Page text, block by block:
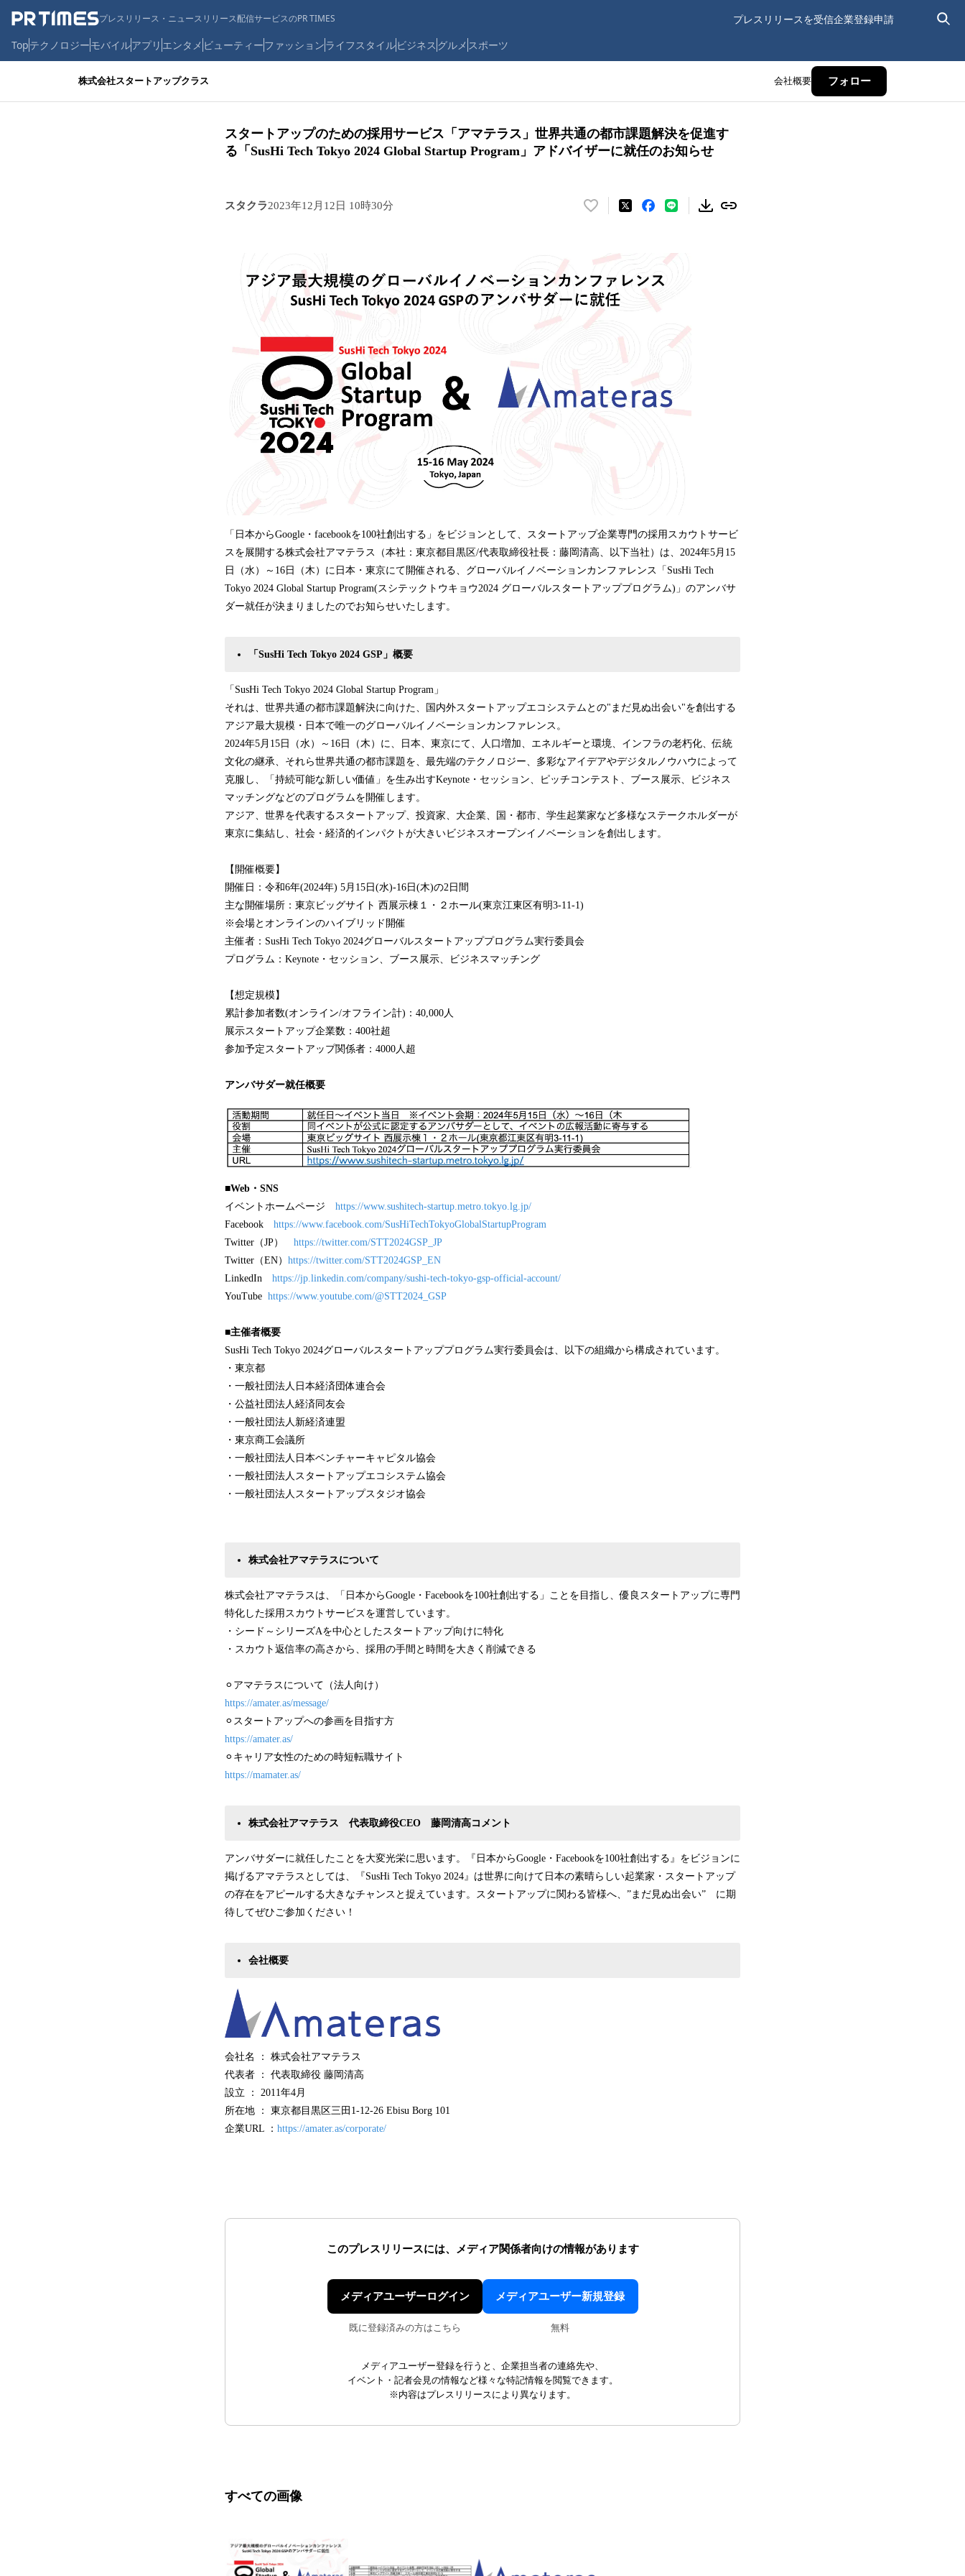
プレスリリース・ニュースリリース配信サービスのPR TIMES プレスリリースを受信企業登録申請
Topテクノロジーモバイルアプリ エンタメ ビューティーファッションライフスタイルビジネス グルメ スポーツ
株式会社スタートアップクラス 会社概要 フォロー
スタートアップのための採用サービス「アマテラス」世界共通の都市課題解決を促進す
る「SusHi Tech Tokyo 2024 Global Startup Program」アドバイザーに就任のお知らせ
スタクラ2023年12月12日 10時30分
い
！
数
を
読
み
す
「日本からGoogle・facebookを100社創出する」をビジョンとして、スタートアップ企業専門の採用スカウトサービ
スを展開する株式会社アマテラス（本社：東京都目黒区/代表取締役社長：藤岡清高、以下当社）は、2024年5月15
日（水）～16日（木）に日本・東京にて開催される、グローバルイノベーションカンファレンス「SusHi Tech
Tokyo 2024 Global Startup Program(スシテックトウキョウ2024 グローバルスタートアッププログラム)」のアンバサ
ダー就任が決まりましたのでお知らせいたします。
「SusHi Tech Tokyo 2024 GSP」概要
「SusHi Tech Tokyo 2024 Global Startup Program」
それは、世界共通の都市課題解決に向けた、国内外スタートアップエコシステムとの"まだ見ぬ出会い"を創出する
アジア最大規模・日本で唯一のグローバルイノベーションカンファレンス。
2024年5月15日（水）～16日（木）に、日本、東京にて、人口増加、エネルギーと環境、インフラの老朽化、伝統
文化の継承、それら世界共通の都市課題を、最先端のテクノロジー、多彩なアイデアやデジタルノウハウによって
克服し、「持続可能な新しい価値」を生み出すKeynote・セッション、ピッチコンテスト、ブース展示、ビジネス
マッチングなどのプログラムを開催します。
アジア、世界を代表するスタートアップ、投資家、大企業、国・都市、学生起業家など多様なステークホルダーが
東京に集結し、社会・経済的インパクトが大きいビジネスオープンイノベーションを創出します。
【開催概要】
開催日：令和6年(2024年) 5月15日(水)-16日(木)の2日間
主な開催場所：東京ビッグサイト 西展示棟１・２ホール(東京江東区有明3-11-1)
※会場とオンラインのハイブリッド開催
主催者：SusHi Tech Tokyo 2024グローバルスタートアッププログラム実行委員会
プログラム：Keynote・セッション、ブース展示、ビジネスマッチング
【想定規模】
累計参加者数(オンライン/オフライン計)：40,000人
展示スタートアップ企業数：400社超
参加予定スタートアップ関係者：4000人超
アンバサダー就任概要
■Web・SNS
イベントホームページ https://www.sushitech-startup.metro.tokyo.lg.jp/
Facebook https://www.facebook.com/SusHiTechTokyoGlobalStartupProgram
Twitter（JP） https://twitter.com/STT2024GSP_JP
Twitter（EN） https://twitter.com/STT2024GSP_EN
LinkedIn https://jp.linkedin.com/company/sushi-tech-tokyo-gsp-official-account/
YouTube https://www.youtube.com/@STT2024_GSP
■主催者概要
SusHi Tech Tokyo 2024グローバルスタートアッププログラム実行委員会は、以下の組織から構成されています。
・東京都
・一般社団法人日本経済団体連合会
・公益社団法人経済同友会
・一般社団法人新経済連盟
・東京商工会議所
・一般社団法人日本ベンチャーキャピタル協会
・一般社団法人スタートアップエコシステム協会
・一般社団法人スタートアップスタジオ協会
株式会社アマテラスについて
株式会社アマテラスは、「日本からGoogle・Facebookを100社創出する」ことを目指し、優良スタートアップに専門
特化した採用スカウトサービスを運営しています。
・シード～シリーズAを中心としたスタートアップ向けに特化
・スカウト返信率の高さから、採用の手間と時間を大きく削減できる
⚪︎アマテラスについて（法人向け）
https://amater.as/message/
⚪︎スタートアップへの参画を目指す方
https://amater.as/
⚪︎キャリア女性のための時短転職サイト
https://mamater.as/
株式会社アマテラス 代表取締役CEO 藤岡清高コメント
アンバサダーに就任したことを大変光栄に思います。『日本からGoogle・Facebookを100社創出する』をビジョンに
掲げるアマテラスとしては、『SusHi Tech Tokyo 2024』は世界に向けて日本の素晴らしい起業家・スタートアップ
の存在をアピールする大きなチャンスと捉えています。スタートアップに関わる皆様へ、”まだ見ぬ出会い” に期
待してぜひご参加ください！
会社概要
会社名 ： 株式会社アマテラス
代表者 ： 代表取締役 藤岡清高
設立 ： 2011年4月
所在地 ： 東京都目黒区三田1-12-26 Ebisu Borg 101
企業URL ： https://amater.as/corporate/
このプレスリリースには、 メディア関係者向けの情報があります
メディアユーザーログイン
既に登録済みの方はこちら
メディアユーザー新規登録
無料
メディアユーザー登録を行うと、企業担当者の連絡先や、
イベント・記者会見の情報など様々な特記情報を閲覧できます。
※内容はプレスリリースにより異なります。
すべての画像